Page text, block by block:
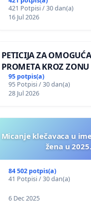
zelenih površina i
pri donošenju izmjena
421 Potpisi / 30 dan(a)
16 Jul 2026
PETICIJA ZA
PROMETA KROZ
ZA STANOVNIKE
Kamensko i Lemić Brdo
95 potpis(a)
95 Potpisi / 30 dan(a)
28 Jul 2026
Micanje klečavaca u
žena u 2025.
84 502 potpis(a)
41 Potpisi / 30 dan(a)
6 Dec 2025